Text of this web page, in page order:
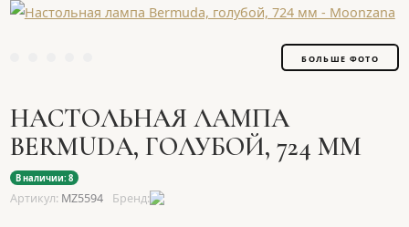
БОЛЬШЕ ФОТО
НАСТОЛЬНАЯ ЛАМПА
BERMUDA, ГОЛУБОЙ, 724 ММ
В наличии: 8
Артикул: MZ5594 Бренд: